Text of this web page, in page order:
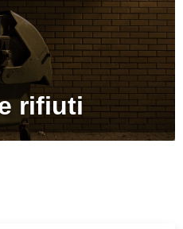
rifiuti
strettamente necessari al
analitico al solo fine di